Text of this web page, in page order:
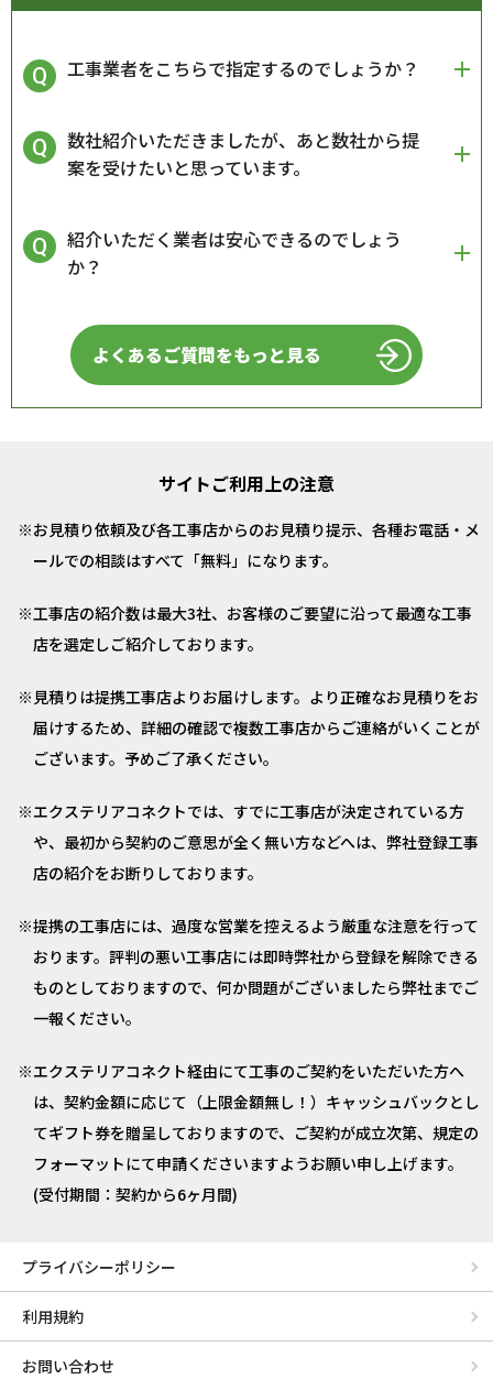
工事業者をこちらで指定するのでしょうか？
数社紹介いただきましたが、あと数社から提
案を受けたいと思っています。
紹介いただく業者は安心できるのでしょう
か？
よくあるご質問をもっと見る
サイトご利用上の注意
お見積り依頼及び各工事店からのお見積り提示、各種お電話・メ
ールでの相談はすべて「無料」になります。
工事店の紹介数は最大3社、お客様のご要望に沿って最適な工事
店を選定しご紹介しております。
見積りは提携工事店よりお届けします。より正確なお見積りをお
届けするため、詳細の確認で複数工事店からご連絡がいくことが
ございます。予めご了承ください。
エクステリアコネクトでは、すでに工事店が決定されている方
や、最初から契約のご意思が全く無い方などへは、弊社登録工事
店の紹介をお断りしております。
提携の工事店には、過度な営業を控えるよう厳重な注意を行って
おります。評判の悪い工事店には即時弊社から登録を解除できる
ものとしておりますので、何か問題がございましたら弊社までご
一報ください。
エクステリアコネクト経由にて工事のご契約をいただいた方へ
は、契約金額に応じて（上限金額無し！）キャッシュバックとし
てギフト券を贈呈しておりますので、ご契約が成立次第、規定の
フォーマットにて申請くださいますようお願い申し上げます。
(受付期間：契約から6ヶ月間)
プライバシーポリシー
利用規約
お問い合わせ